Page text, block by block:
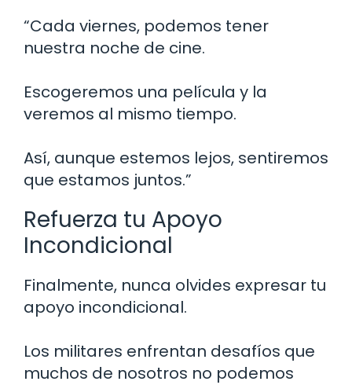
“Cada viernes, podemos tener
nuestra noche de cine.
Escogeremos una película y la
veremos al mismo tiempo.
Así, aunque estemos lejos, sentiremos
que estamos juntos.”
Refuerza tu Apoyo
Incondicional
Finalmente, nunca olvides expresar tu
apoyo incondicional.
Los militares enfrentan desafíos que
muchos de nosotros no podemos